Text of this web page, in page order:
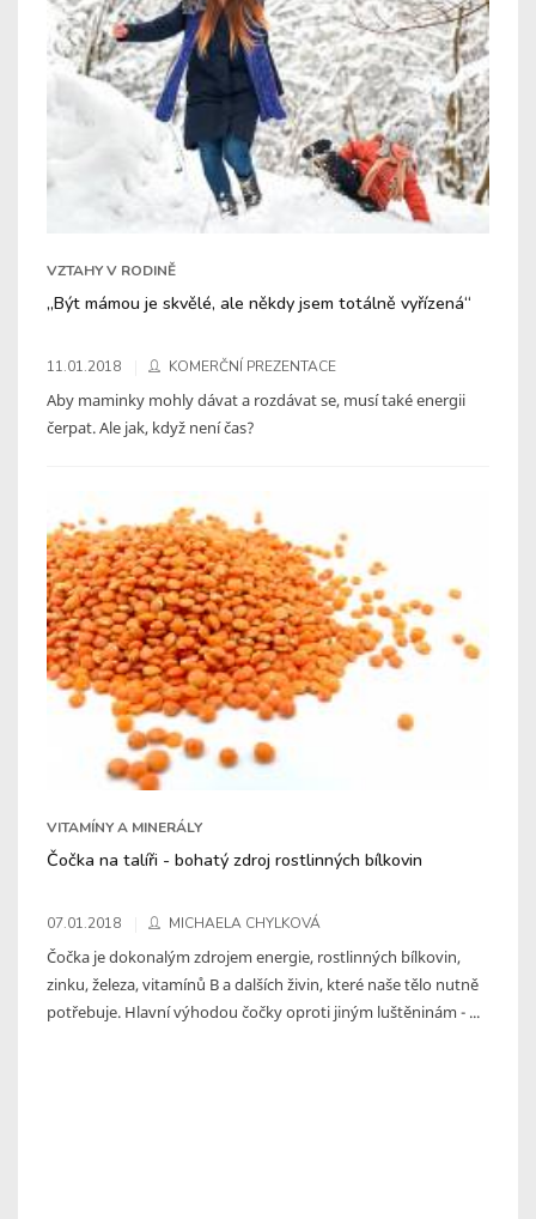
VZTAHY V RODINĚ
„Být mámou je skvělé, ale někdy jsem totálně vyřízená“
11.01.2018 KOMERČNÍ PREZENTACE
Aby maminky mohly dávat a rozdávat se, musí také energii
čerpat. Ale jak, když není čas?
VITAMÍNY A MINERÁLY
Čočka na talíři - bohatý zdroj rostlinných bílkovin
07.01.2018 MICHAELA CHYLKOVÁ
Čočka je dokonalým zdrojem energie, rostlinných bílkovin,
zinku, železa, vitamínů B a dalších živin, které naše tělo nutně
potřebuje. Hlavní výhodou čočky oproti jiným luštěninám - ...